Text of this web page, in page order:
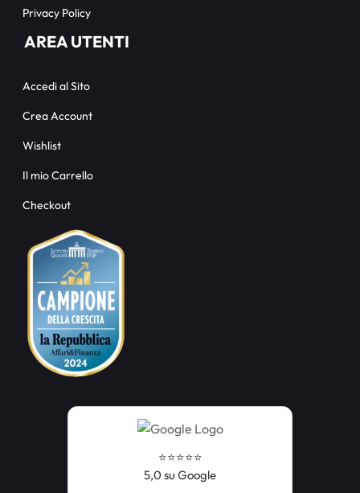
Privacy Policy
AREA UTENTI
Accedi al Sito
Crea Account
Wishlist
Il mio Carrello
Checkout
⭐️⭐️⭐️⭐️⭐️
5,0 su Google